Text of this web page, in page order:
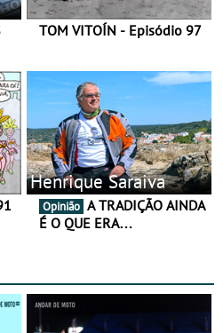
TOM VITOÍN - Episódio 97
Henrique Saraiva
Opinião
É O QUE ERA…